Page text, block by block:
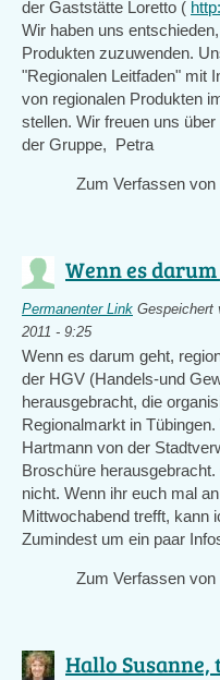
der Gaststätte Loretto (
Wir haben uns
Produkten zuzuwenden.
"Regionalen Leitfaden" mit
von regionalen Produkten
stellen. Wir freuen uns
der Gruppe, Petra
Zum Verfassen
Wenn es
Permanenter Link Gespeichert
2011 - 9:25
Wenn es darum geht,
der HGV (Handels-und
herausgebracht, die
Regionalmarkt in
Hartmann von der
Broschüre
nicht. Wenn ihr euch mal
Mittwochabend trefft, kann
Zumindest um ein paar
Zum Verfassen
Hallo Susanne,